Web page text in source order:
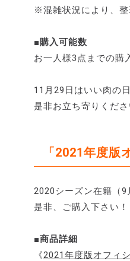
※混雑状況により、整
■購入可能数
お一人様3点までの購
11月29日はいい肉の
是非お立ち寄りくださ
「2021年度版
2020シーズン在籍（9
是非、ご購入下さい！
■商品詳細
《2021年度版オフィ